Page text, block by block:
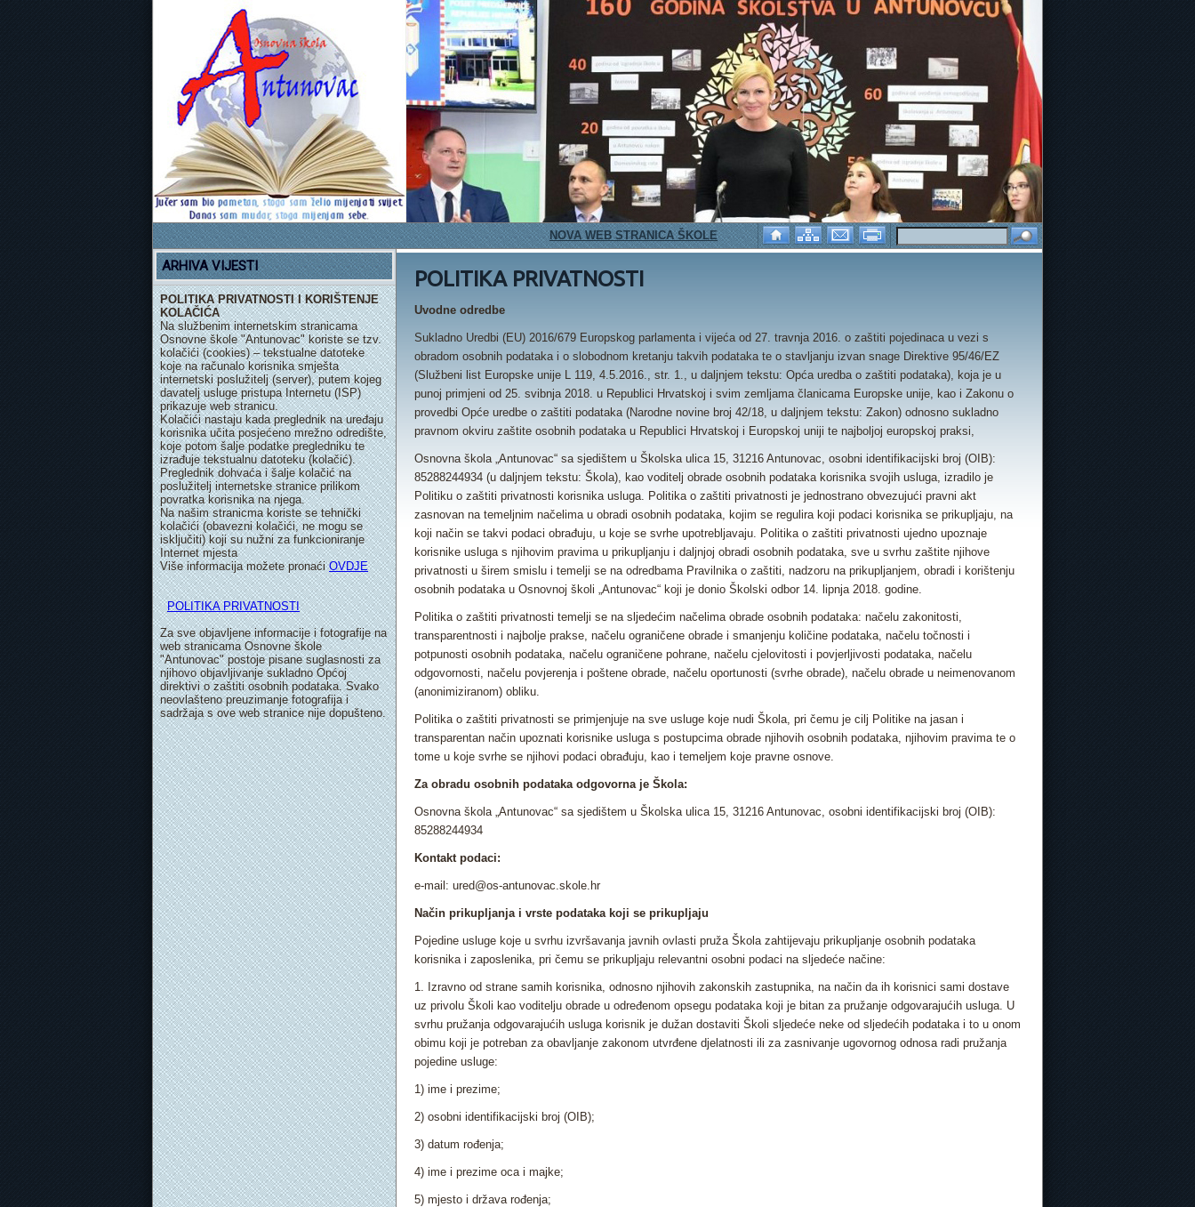
NOVA WEB STRANICA ŠKOLE PETAŠI I IGRA ŠKOLICE E-TWINNING PROJEKTI
ARHIVA VIJESTI
POLITIKA PRIVATNOSTI I KORIŠTENJE
KOLAČIĆA
Na službenim internetskim stranicama
Osnovne škole "Antunovac" koriste se tzv.
kolačići (cookies) – tekstualne datoteke
koje na računalo korisnika smješta
internetski poslužitelj (server), putem kojeg
davatelj usluge pristupa Internetu (ISP)
prikazuje web stranicu.
Kolačići nastaju kada preglednik na uređaju
korisnika učita posjećeno mrežno odredište,
koje potom šalje podatke pregledniku te
izrađuje tekstualnu datoteku (kolačić).
Preglednik dohvaća i šalje kolačić na
poslužitelj internetske stranice prilikom
povratka korisnika na njega.
Na našim stranicma koriste se tehnički
kolačići (obavezni kolačići, ne mogu se
isključiti) koji su nužni za funkcioniranje
Internet mjesta
Više informacija možete pronaćiOVDJE
POLITIKA PRIVATNOSTI
Za sve objavljene informacije i fotografije na
web stranicama Osnovne škole
"Antunovac" postoje pisane suglasnosti za
njihovo objavljivanje sukladno Općoj
direktivi o zaštiti osobnih podataka. Svako
neovlašteno preuzimanje fotografija i
sadržaja s ove web stranice nije dopušteno.
POLITIKA PRIVATNOSTI
Uvodne odredbe
Sukladno Uredbi (EU) 2016/679 Europskog parlamenta i vijeća od 27. travnja 2016. o zaštiti pojedinaca u vezi s
obradom osobnih podataka i o slobodnom kretanju takvih podataka te o stavljanju izvan snage Direktive 95/46/EZ
(Službeni list Europske unije L 119, 4.5.2016., str. 1., u daljnjem tekstu: Opća uredba o zaštiti podataka), koja je u
punoj primjeni od 25. svibnja 2018. u Republici Hrvatskoj i svim zemljama članicama Europske unije, kao i Zakonu o
provedbi Opće uredbe o zaštiti podataka (Narodne novine broj 42/18, u daljnjem tekstu: Zakon) odnosno sukladno
pravnom okviru zaštite osobnih podataka u Republici Hrvatskoj i Europskoj uniji te najboljoj europskoj praksi,
Osnovna škola „Antunovac“ sa sjedištem u Školska ulica 15, 31216 Antunovac, osobni identifikacijski broj (OIB):
85288244934 (u daljnjem tekstu: Škola), kao voditelj obrade osobnih podataka korisnika svojih usluga, izradilo je
Politiku o zaštiti privatnosti korisnika usluga. Politika o zaštiti privatnosti je jednostrano obvezujući pravni akt
zasnovan na temeljnim načelima u obradi osobnih podataka, kojim se regulira koji podaci korisnika se prikupljaju, na
koji način se takvi podaci obrađuju, u koje se svrhe upotrebljavaju. Politika o zaštiti privatnosti ujedno upoznaje
korisnike usluga s njihovim pravima u prikupljanju i daljnjoj obradi osobnih podataka, sve u svrhu zaštite njihove
privatnosti u širem smislu i temelji se na odredbama Pravilnika o zaštiti, nadzoru na prikupljanjem, obradi i korištenju
osobnih podataka u Osnovnoj školi „Antunovac“ koji je donio Školski odbor 14. lipnja 2018. godine.
Politika o zaštiti privatnosti temelji se na sljedećim načelima obrade osobnih podataka: načelu zakonitosti,
transparentnosti i najbolje prakse, načelu ograničene obrade i smanjenju količine podataka, načelu točnosti i
potpunosti osobnih podataka, načelu ograničene pohrane, načelu cjelovitosti i povjerljivosti podataka, načelu
odgovornosti, načelu povjerenja i poštene obrade, načelu oportunosti (svrhe obrade), načelu obrade u neimenovanom
(anonimiziranom) obliku.
Politika o zaštiti privatnosti se primjenjuje na sve usluge koje nudi Škola, pri čemu je cilj Politike na jasan i
transparentan način upoznati korisnike usluga s postupcima obrade njihovih osobnih podataka, njihovim pravima te o
tome u koje svrhe se njihovi podaci obrađuju, kao i temeljem koje pravne osnove.
Za obradu osobnih podataka odgovorna je Škola:
Osnovna škola „Antunovac“ sa sjedištem u Školska ulica 15, 31216 Antunovac, osobni identifikacijski broj (OIB):
85288244934
Kontakt podaci:
e-mail: ured@os-antunovac.skole.hr
Način prikupljanja i vrste podataka koji se prikupljaju
Pojedine usluge koje u svrhu izvršavanja javnih ovlasti pruža Škola zahtijevaju prikupljanje osobnih podataka
korisnika i zaposlenika, pri čemu se prikupljaju relevantni osobni podaci na sljedeće načine:
1. Izravno od strane samih korisnika, odnosno njihovih zakonskih zastupnika, na način da ih korisnici sami dostave
uz privolu Školi kao voditelju obrade u određenom opsegu podataka koji je bitan za pružanje odgovarajućih usluga. U
svrhu pružanja odgovarajućih usluga korisnik je dužan dostaviti Školi sljedeće neke od sljedećih podataka i to u onom
obimu koji je potreban za obavljanje zakonom utvrđene djelatnosti ili za zasnivanje ugovornog odnosa radi pružanja
pojedine usluge:
1) ime i prezime;
2) osobni identifikacijski broj (OIB);
3) datum rođenja;
4) ime i prezime oca i majke;
5) mjesto i država rođenja;